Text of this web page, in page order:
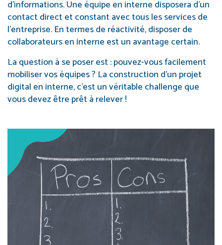
d’informations. Une équipe en interne disposera d’un
contact direct et constant avec tous les services de
l’entreprise. En termes de réactivité, disposer de
collaborateurs en interne est un avantage certain.
La question à se poser est : pouvez-vous facilement
mobiliser vos équipes ? La construction d’un projet
digital en interne, c’est un véritable challenge que
vous devez être prêt à relever !